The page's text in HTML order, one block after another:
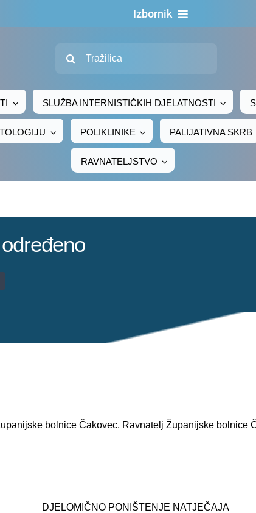
Izbornik
Za
Javna
SLUŽBA INTERNISTIČKIH DJELATNOSTI
POLIKLINIKE PALIJATIVNA SKRB
RAVNATELJSTVO
bolnice Čakovec, Ravnatelj Županijske bolnice
DJELOMIČNO PONIŠTENJE NATJEČAJA